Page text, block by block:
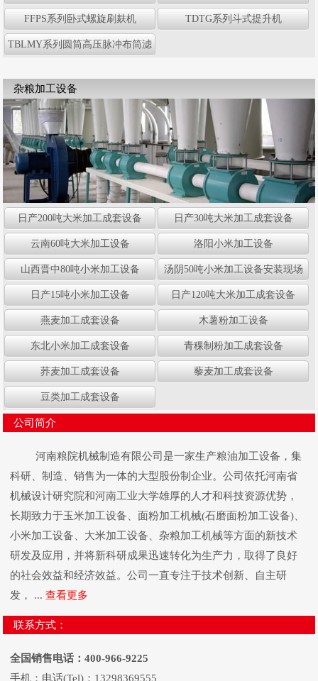
FFPS系列卧式螺旋刷麸机 TDTG系列斗式提升机
TBLMY系列圆筒高压脉冲布筒滤
杂粮加工设备
日产200吨大米加工成套设备 日产30吨大米加工成套设备
云南60吨大米加工设备 洛阳小米加工设备
山西晋中80吨小米加工设备 汤阴50吨小米加工设备安装现场
日产15吨小米加工设备 日产120吨大米加工成套设备
燕麦加工成套设备 木薯粉加工设备
东北小米加工成套设备 青稞制粉加工成套设备
荞麦加工成套设备 藜麦加工成套设备
豆类加工成套设备
公司简介
河南粮院机械制造有限公司是一家生产粮油加工设备，集
科研、制造、销售为一体的大型股份制企业。公司依托河南省
机械设计研究院和河南工业大学雄厚的人才和科技资源优势，
长期致力于玉米加工设备、面粉加工机械(石磨面粉加工设备)、
小米加工设备、大米加工设备、杂粮加工机械等方面的新技术
研发及应用，并将新科研成果迅速转化为生产力，取得了良好
的社会效益和经济效益。公司一直专注于技术创新、自主研
发， ...查看更多
联系方式：
全国销售电话：400-966-9225
手机：电话(Tel)：13298369555